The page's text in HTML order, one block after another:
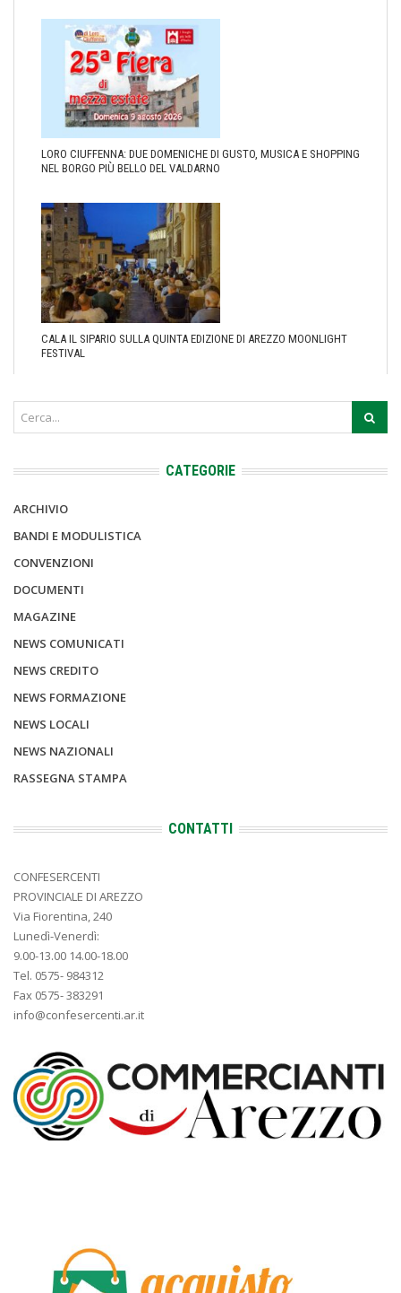
LORO CIUFFENNA: DUE DOMENICHE DI GUSTO, MUSICA E SHOPPING
NEL BORGO PIÙ BELLO DEL VALDARNO
CALA IL SIPARIO SULLA QUINTA EDIZIONE DI AREZZO MOONLIGHT
FESTIVAL
CATEGORIE
ARCHIVIO
BANDI E MODULISTICA
CONVENZIONI
DOCUMENTI
MAGAZINE
NEWS COMUNICATI
NEWS CREDITO
NEWS FORMAZIONE
NEWS LOCALI
NEWS NAZIONALI
RASSEGNA STAMPA
CONTATTI
CONFESERCENTI
PROVINCIALE DI AREZZO
Via Fiorentina, 240
Lunedì-Venerdì:
9.00-13.00 14.00-18.00
Tel. 0575- 984312
Fax 0575- 383291
info@confesercenti.ar.it